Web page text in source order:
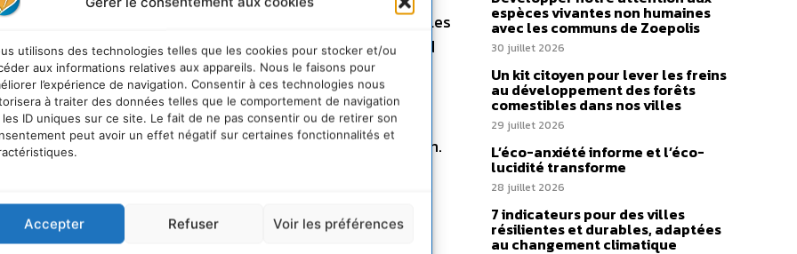
utilisons des technologies telles que les cookies pour stocker et/ou
aux informations relatives aux appareils. Nous le faisons pour
l’expérience de navigation. Consentir à ces technologies nous
à traiter des données telles que le comportement de navigation
les ID uniques sur ce site. Le fait de ne pas consentir ou de retirer son
peut avoir un effet négatif sur certaines fonctionnalités et
Accepter Refuser Voir les préférences
et poursuivre l’activité actuelle, en évitant de surcroît les
dans le retraitement des déchets franciliens. Au grand
à Ivry-sur-Seine pourraient également interrompre pour
résidus solides de combustion, présents à hauteur de
brûlés. Retraités à l’issue de la combustion, ces
enrobages routiers ou les sous-couches de construction.
de recycler 117 000 tonnes de mâchefers dans le
énergétique
de l’énergie issue du traitement des déchets», «
ou de la combustion] présente un grand intérêt
espèces vivantes non humaines
avec les communs de Zoepolis
30 juillet 2026
Un kit citoyen pour lever les freins
au développement des forêts
comestibles dans nos villes
29 juillet 2026
L’éco-anxiété informe et l’éco-
lucidité transforme
28 juillet 2026
7 indicateurs pour des villes
résilientes et durables, adaptées
au changement climatique